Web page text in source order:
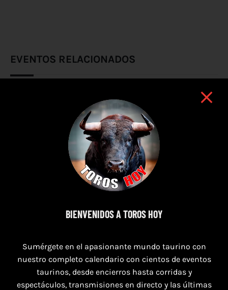
EVENTOS RELACIONADOS
7 de agosto de 2026
BIENVENIDOS A TOROS HOY
Sumérgete en el apasionante mundo taurino con
nuestro completo calendario con cientos de eventos
taurinos, desde encierros hasta corridas y
espectáculos, transmisiones en directo y las últimas